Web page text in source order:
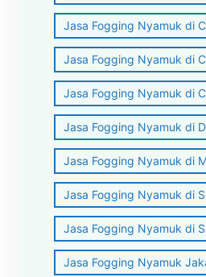
Jasa Fogging Nyamuk di
Jasa Fogging Nyamuk di
Jasa Fogging Nyamuk di
Jasa Fogging Nyamuk di
Jasa Fogging Nyamuk di
Jasa Fogging Nyamuk di
Jasa Fogging Nyamuk di
Jasa Fogging Nyamuk